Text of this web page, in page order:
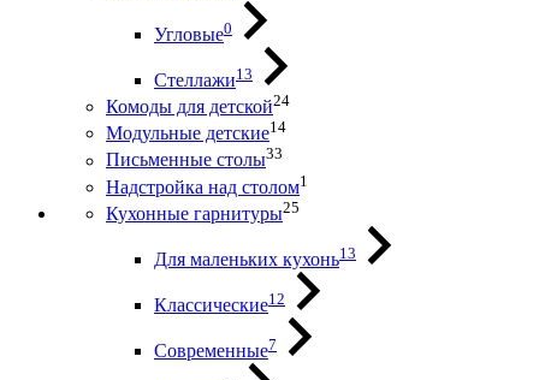
Угловые0
Стеллажи13
Комоды для детской24
Модульные детские14
Письменные столы33
Надстройка над столом1
Кухонные гарнитуры25
Для маленьких кухонь13
Классические12
Современные7